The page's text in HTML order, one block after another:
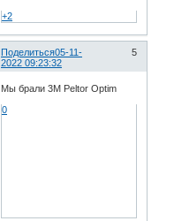
+2
Поделиться 5
05-11-
2022 09:23:32
Мы брали 3М Peltor Optim
0